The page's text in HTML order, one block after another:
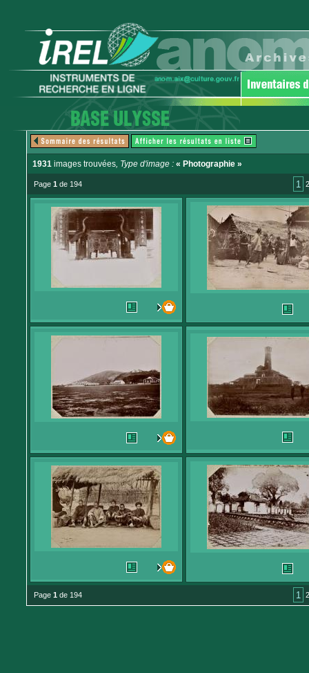
1931 images trouvées, Type d'image : « Photographie »
Page 1 de 194 1 2
Page 1 de 194 1 2